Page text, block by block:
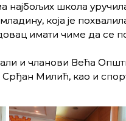
школа
која је
имати чиме да се
и чланови Већа
Милић, као и